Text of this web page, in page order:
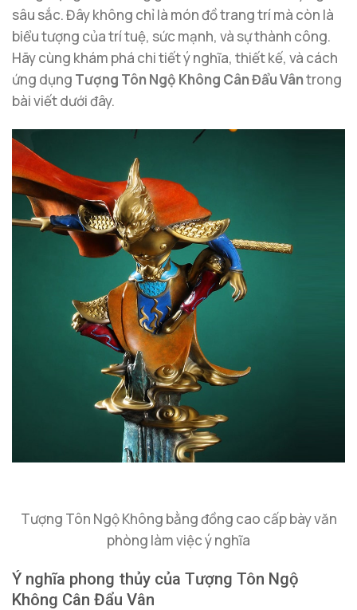
sâu sắc. Đây không chỉ là món đồ trang trí mà còn là
biểu tượng của trí tuệ, sức mạnh, và sự thành công.
Hãy cùng khám phá chi tiết ý nghĩa, thiết kế, và cách
ứng dụng Tượng Tôn Ngộ Không Cân Đẩu Vântrong
bài viết dưới đây.
Tượng Tôn Ngộ Không bằng đồng cao cấp bày văn
phòng làm việc ý nghĩa
Ý nghĩa phong thủy của Tượng Tôn Ngộ
Không Cân Đẩu Vân